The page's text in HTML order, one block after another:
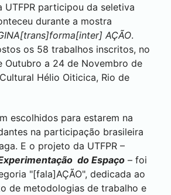
UTFPR participou da seletiva
durante a mostra
AÇÃO.
os 58 trabalhos inscritos, no
Outubro a 24 de Novembro de
Hélio Oiticica, Rio de
escolhidos para estarem na
na participação brasileira
E o projeto da UTFPR –
do Espaço – foi
"[fala]AÇÃO", dedicada ao
de metodologias de trabalho e